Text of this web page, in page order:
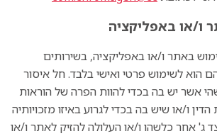
באתר ו/או באפליקציה, בשירותים
הוא לשימוש פרטי ואישי בלבד. חל איסור
אשר יש בה בכדי להוות הפרה של הוראות
הדין ו/או שיש בה בכדי לגרוע באיזו מזכויותיה
ג' אחר כלשהו ו/או העלולה להזיק לאתר ו/או